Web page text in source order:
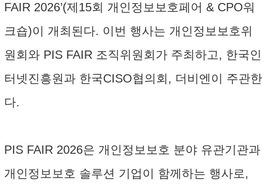
FAIR 2026’(제15회 개인정보보호페어 & CPO워
크숍)이 개최된다. 이번 행사는 개인정보보호위
원회와 PIS FAIR 조직위원회가 주최하고, 한국인
터넷진흥원과 한국CISO협의회, 더비엔이 주관한
다.
PIS FAIR 2026은 개인정보보호 분야 유관기관과
개인정보보호 솔루션 기업이 함께하는 행사로,